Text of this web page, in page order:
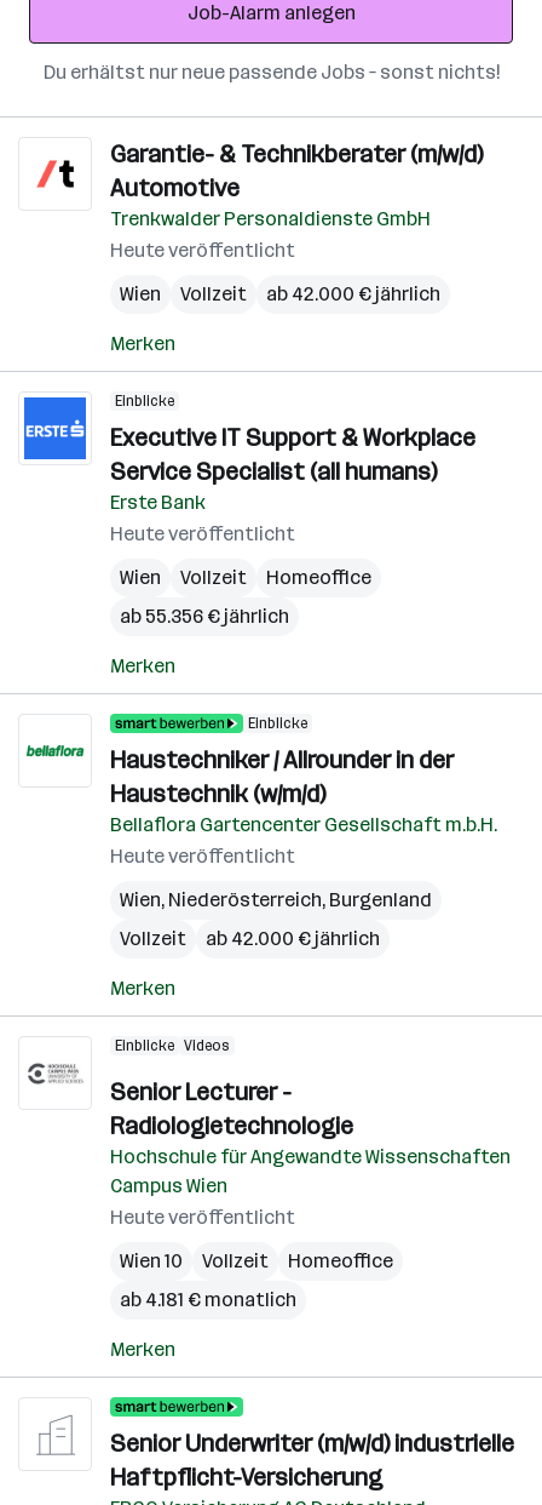
Job-Alarm anlegen
Du erhältst nur neue passende Jobs – sonst nichts!
Garantie- & Technikberater (m/w/d)
Automotive
Trenkwalder Personaldienste GmbH
Heute veröffentlicht
Wien
Vollzeit ab 42.000 € jährlich
Merken
Einblicke
Executive IT Support & Workplace
Service Specialist (all humans)
Erste Bank
Heute veröffentlicht
Wien
Vollzeit
Homeoffice
ab 55.356 € jährlich
Merken
Einblicke
Haustechniker / Allrounder in der
Haustechnik (w/m/d)
Bellaflora Gartencenter Gesellschaft m.b.H.
Heute veröffentlicht
Wien, Niederösterreich, Burgenland
Vollzeit
ab 42.000 € jährlich
Merken
Einblicke Videos
Senior Lecturer -
Radiologietechnologie
Hochschule für Angewandte Wissenschaften
Campus Wien
Heute veröffentlicht
Wien 10
Vollzeit
Homeoffice
ab 4.181 € monatlich
Merken
Senior Underwriter (m/w/d) industrielle
Haftpflicht-Versicherung